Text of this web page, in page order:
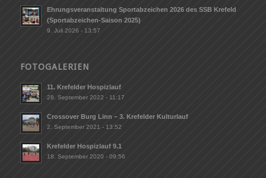
Ehrungsveranstaltung Sportabzeichen 2026 des SSB Krefeld
(Sportabzeichen-Saison 2025)
9. Juli 2026 - 13:57
FOTOGALERIEN
11. Krefelder Hospizlauf
28. September 2022 - 11:17
Crossover Burg Linn – 3. Krefelder Kulturlauf
2. September 2021 - 13:52
Krefelder Hospizlauf 9.1
18. September 2020 - 09:56